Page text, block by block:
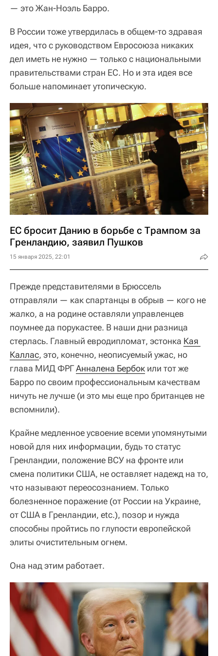
— это Жан-Ноэль Барро.
В России тоже утвердилась в общем-то здравая
идея, что с руководством Евросоюза никаких
дел иметь не нужно — только с национальными
правительствами стран ЕС. Но и эта идея все
больше напоминает утопическую.
ЕС бросит Данию в борьбе с Трампом за
Гренландию, заявил Пушков
15 января 2025, 22:01
Прежде представителями в Брюссель
отправляли — как спартанцы в обрыв — кого не
жалко, а на родине оставляли управленцев
поумнее да порукастее. В наши дни разница
стерлась. Главный евродипломат, эстонка Кая
Каллас, это, конечно, неописуемый ужас, но
глава МИД ФРГАнналена Бербок или тот же
Барро по своим профессиональным качествам
ничуть не лучше (и это мы еще про британцев не
вспомнили).
Крайне медленное усвоение всеми упомянутыми
новой для них информации, будь то статус
Гренландии, положение ВСУ на фронте или
смена политики США, не оставляет надежд на то,
что называют переосознанием. Только
болезненное поражение (от России на Украине,
от США в Гренландии, etc.), позор и нужда
способны пройтись по глупости европейской
элиты очистительным огнем.
Она над этим работает.